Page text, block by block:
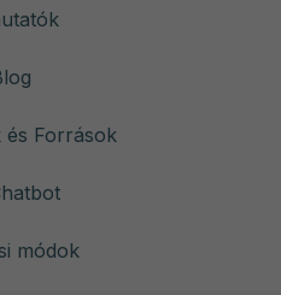
és Források
módok